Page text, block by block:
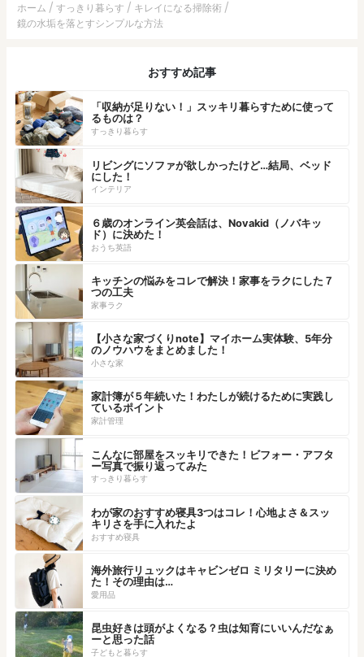
ホーム すっきり暮らす
キレイになる掃除術
鏡の水垢を落とすシンプルな方法
おすすめ記事
「収納が足りない！」スッキリ暮らすために使って
るものは？
すっきり暮らす
リビングにソファが欲しかったけど…結局、ベッド
にした！
インテリア
６歳のオンライン英会話は、Novakid（ノバキッ
ド）に決めた！
おうち英語
キッチンの悩みをコレで解決！家事をラクにした７
つの工夫
家事ラク
【小さな家づくりnote】マイホーム実体験、5年分
のノウハウをまとめました！
小さな家
家計簿が５年続いた！わたしが続けるために実践し
ているポイント
家計管理
こんなに部屋をスッキリできた！ビフォー・アフタ
ー写真で振り返ってみた
すっきり暮らす
わが家のおすすめ寝具3つはコレ！心地よさ＆スッ
キリさを手に入れたよ
おすすめ寝具
海外旅行リュックはキャビンゼロ ミリタリーに決め
た！その理由は…
愛用品
昆虫好きは頭がよくなる？虫は知育にいいんだなぁ
ーと思った話
子どもと暮らす